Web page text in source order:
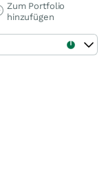
Zum Portfolio
hinzufügen